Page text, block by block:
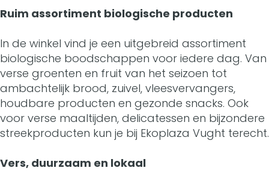
t t
Ruim assortiment biologische producten
In de winkel vind je een uitgebreid assortiment
biologische boodschappen voor iedere dag. Van
verse groenten en fruit van het seizoen tot
ambachtelijk brood, zuivel, vleesvervangers,
houdbare producten en gezonde snacks. Ook
voor verse maaltijden, delicatessen en bijzondere
streekproducten kun je bij Ekoplaza Vught terecht.
Vers, duurzaam en lokaal